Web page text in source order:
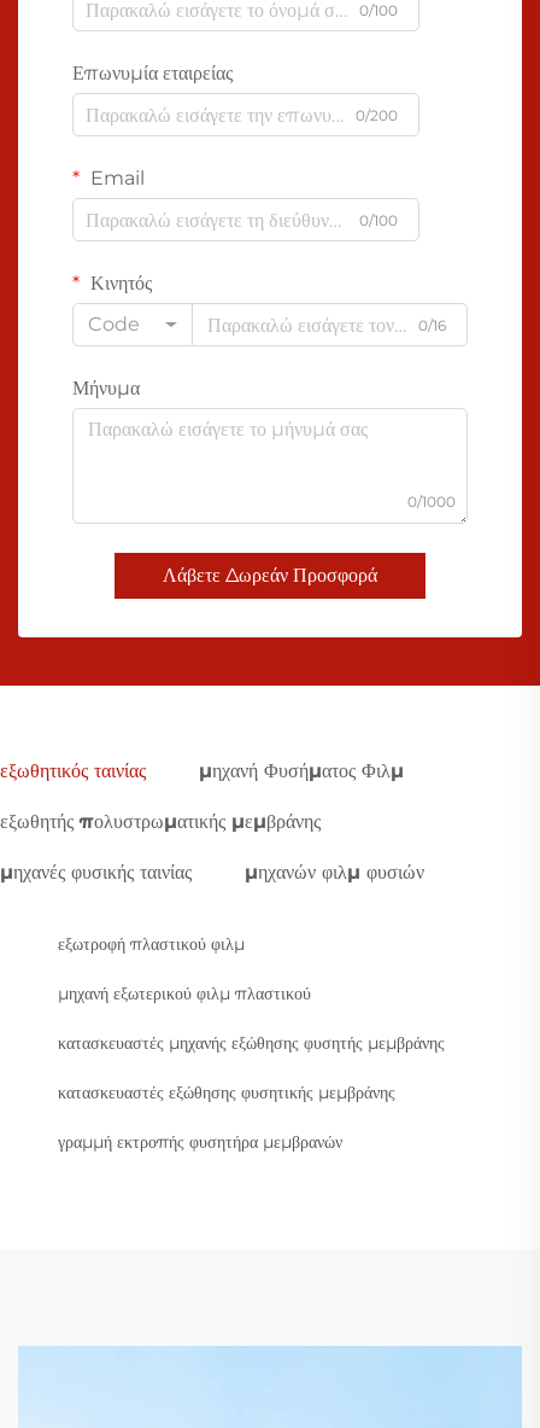
0/100
Επωνυμία εταιρείας
0/200
Email
0/100
Κινητός
Code
0/16
Μήνυμα
0/1000
Λάβετε Δωρεάν Προσφορά
εξωθητικός ταινίας μηχανή Φυσήματος Φιλμ
εξωθητής πολυστρωματικής μεμβράνης
μηχανές φυσικής ταινίας μηχανών φιλμ φυσιών
εξωτροφή πλαστικού φιλμ
μηχανή εξωτερικού φιλμ πλαστικού
κατασκευαστές μηχανής εξώθησης φυσητής μεμβράνης
κατασκευαστές εξώθησης φυσητικής μεμβράνης
γραμμή εκτροπής φυσητήρα μεμβρανών